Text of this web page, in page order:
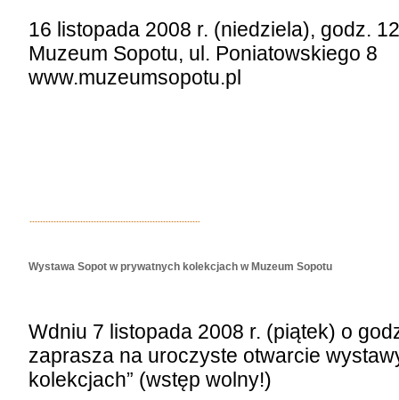
16 listopada 2008 r. (niedziela), godz.
Muzeum Sopotu, ul. Poniatowskiego 8
www.muzeumsopotu.pl
Wystawa Sopot w prywatnych kolekcjach w Muzeum Sopotu
Wdniu 7 listopada 2008 r. (piątek) o
zaprasza na uroczyste otwarcie
kolekcjach” (wstęp wolny!)